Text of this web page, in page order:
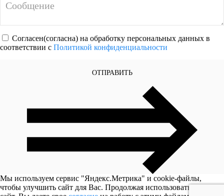
Согласен(согласна) на обработку персональных данных в
соответствии с Политикой конфиденциальности
ОТПРАВИТЬ
Мы используем сервис "Яндекс.Метрика" и cookie-файлы,
чтобы улучшить сайт для Вас. Продолжая использовать наш